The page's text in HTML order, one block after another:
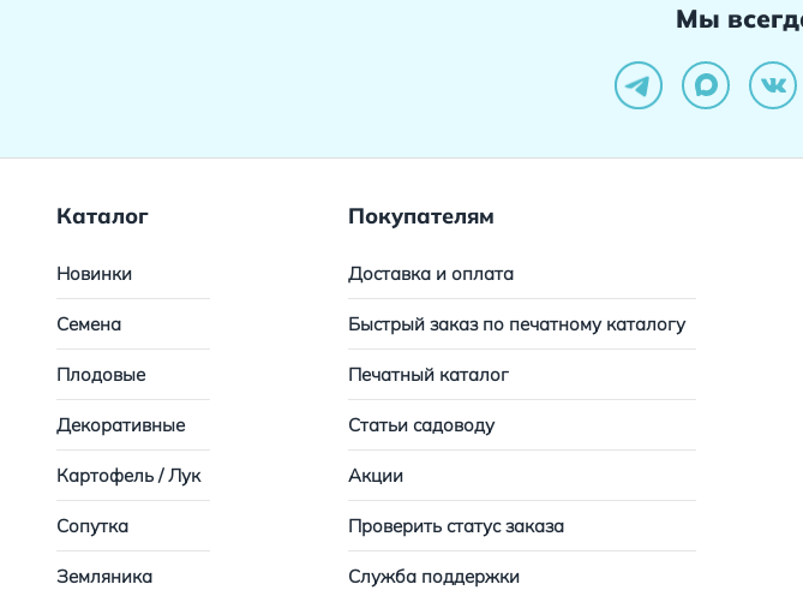
Мы
Каталог
Новинки
Семена
Плодовые
Декоративные
Картофель / Лук
Сопутка
Земляника
Покупателям
Доставка и оплата
Быстрый заказ по печатному каталогу
Печатный каталог
Статьи садоводу
Акции
Проверить статус заказа
Служба поддержки